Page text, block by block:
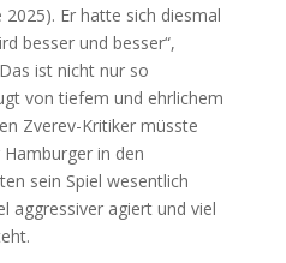
Er hatte sich diesmal
besser und besser“,
ist nicht nur so
von tiefem und ehrlichem
Zverev-Kritiker müsste
in den
sein Spiel wesentlich
aggressiver agiert und viel